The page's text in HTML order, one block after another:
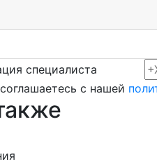
специалиста
с нашей